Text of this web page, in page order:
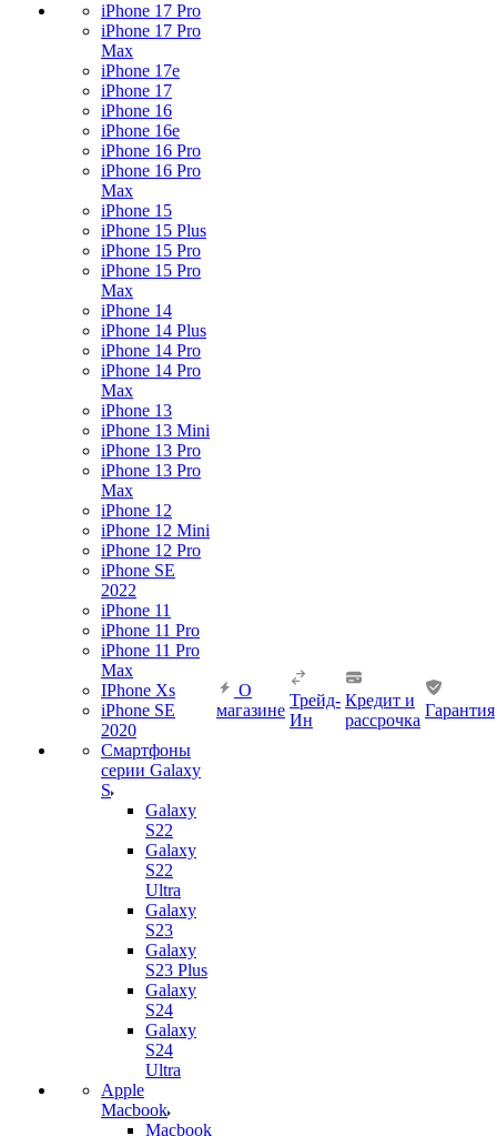
iPhone 17 Pro
iPhone 17 Pro
Max
iPhone 17e
iPhone 17
iPhone 16
iPhone 16e
iPhone 16 Pro
iPhone 16 Pro
Max
iPhone 15
iPhone 15 Plus
iPhone 15 Pro
iPhone 15 Pro
Max
iPhone 14
iPhone 14 Plus
iPhone 14 Pro
iPhone 14 Pro
Max
iPhone 13
iPhone 13 Mini
iPhone 13 Pro
iPhone 13 Pro
Max
iPhone 12
iPhone 12 Mini
iPhone 12 Pro
iPhone SE
2022
iPhone 11
iPhone 11 Pro
iPhone 11 Pro
Max
IPhone Xs
iPhone SE
2020
Смартфоны
серии Galaxy
S
Galaxy
S22
Galaxy
S22
Ultra
Galaxy
S23
Galaxy
S23 Plus
Galaxy
S24
Galaxy
S24
Ultra
Apple
Macbook
Macbook
О
магазине
Трейд-
Ин
Кредит и
рассрочка
Гарантия